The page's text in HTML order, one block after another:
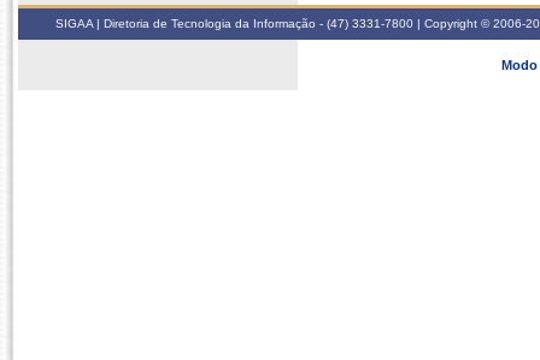
SIGAA | Diretoria de Tecnologia da Informação - (47) 3331-7800 | Copyright © 2006-
Modo